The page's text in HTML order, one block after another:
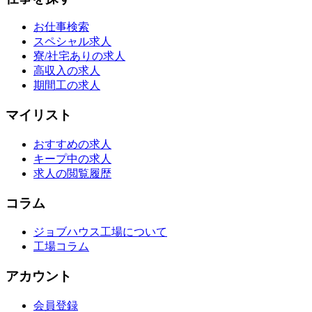
お仕事検索
スペシャル求人
寮/社宅ありの求人
高収入の求人
期間工の求人
マイリスト
おすすめの求人
キープ中の求人
求人の閲覧履歴
コラム
ジョブハウス工場について
工場コラム
アカウント
会員登録